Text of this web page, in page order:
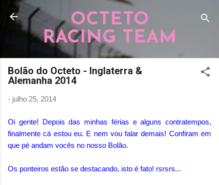
Pular para o conteúdo principal
OCTETO
RACING TEAM
Bolão do Octeto - Inglaterra &
Alemanha 2014
- julho 25, 2014
Oi gente! Depois das minhas férias e alguns contratempos,
finalmente cá estou eu. E nem vou falar demais! Confiram em
que pé andam vocês no nosso Bolão.
Os ponteiros estão se destacando, isto é fato! rsrsrs...